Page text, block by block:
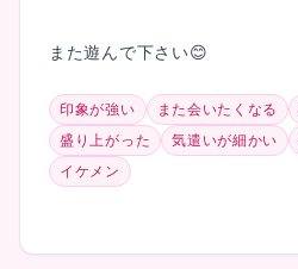
また遊んで下さい😊
印象が強い また会いたくなる
盛り上がった
気遣いが細かい
イケメン